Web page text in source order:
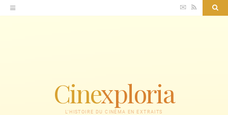
Accéder
au
✉ RSS
Cinexploria
L'HISTOIRE DU CINÉMA EN EXTRAITS